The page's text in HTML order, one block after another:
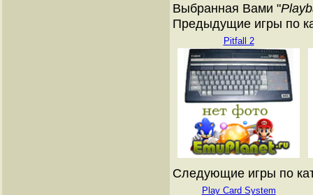
Выбранная Вами "
Предыдущие игры по
Pitfall 2
Следующие игры по
Play Card System